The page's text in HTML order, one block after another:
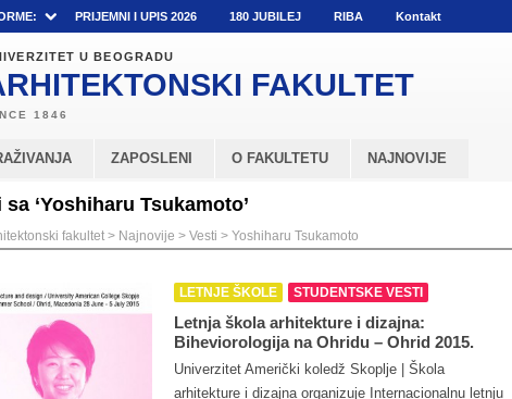
PRIJEMNI I UPIS 2026 180 JUBILEJ RIBA Kontakt
U BEOGRADU
FAKULTET
ZAPOSLENI O FAKULTETU NAJNOVIJE
‘Yoshiharu Tsukamoto’
fakultet > Najnovije > Vesti > Yoshiharu Tsukamoto
LETNJE ŠKOLE STUDENTSKE VESTI
Letnja škola arhitekture i dizajna:
Biheviorologija na Ohridu – Ohrid 2015.
Univerzitet Američki koledž Skoplje | Škola
arhitekture i dizajna organizuje Internacionalnu letnju